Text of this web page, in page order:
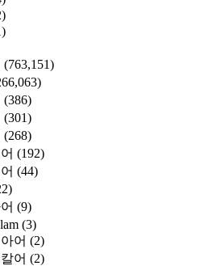
(763,151)
(386)
(301)
(268)
(192)
(44)
(9)
(3)
어 (2)
어 (2)